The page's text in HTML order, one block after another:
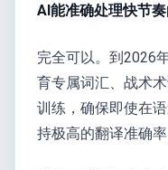
AI能准确处理快节
完全可以。到2026
育专属词汇、战术
训练，确保即使在
持极高的翻译准确率